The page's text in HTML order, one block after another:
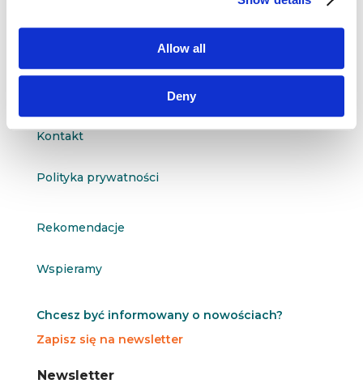
Allow all
Deny
Kontakt
Polityka prywatności
Rekomendacje
Wspieramy
Chcesz być informowany o nowościach?
Zapisz się na newsletter
N
N
Newsletter